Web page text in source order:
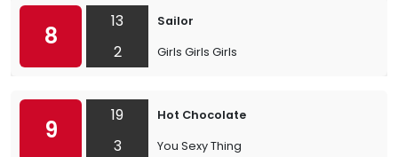
8
13
2
Sailor
Girls Girls Girls
9
19
3
Hot Chocolate
You Sexy Thing